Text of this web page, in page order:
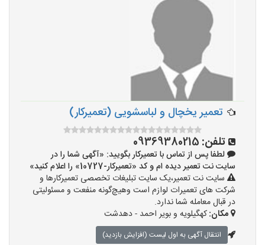
تعمیر یخچال و لباسشویی (تعمیرکار)
تلفن: 09369380215
لطفا پس از تماس با تعمیرکار بگویید: «آگهی شما را در
سایت نت تعمیر دیده ام و کد «تعمیرکار-10727» را اعلام کنید»
سایت نت تعمیر،یک سایت تبلیغات تخصصی تعمیرکارها و
شرکت های تعمیرات لوازم است وهیچ‌گونه منفعت و مسئولیتی
در قبال معامله شما ندارد.
مکان:کهگیلویه و بویر احمد - دهدشت
انتقال آگهی به اول لیست (افزایش بازدید)